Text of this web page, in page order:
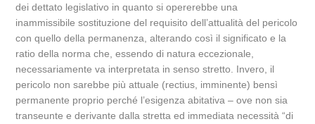
dei dettato legislativo in quanto si opererebbe una
inammissibile sostituzione del requisito dell’attualità del pericolo
con quello della permanenza, alterando così il significato e la
ratio della norma che, essendo di natura eccezionale,
necessariamente va interpretata in senso stretto. Invero, il
pericolo non sarebbe più attuale (rectius, imminente) bensì
permanente proprio perché l’esigenza abitativa – ove non sia
transeunte e derivante dalla stretta ed immediata necessità “di